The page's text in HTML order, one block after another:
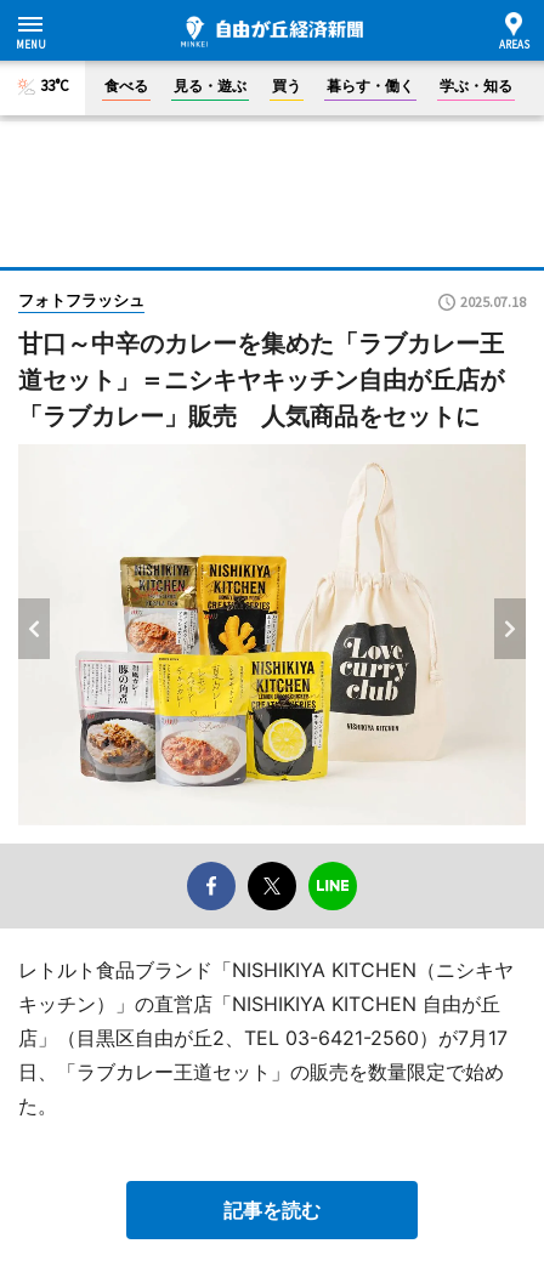
33°C 食べる 見る・遊ぶ 買う 暮らす・働く 学ぶ・知る
フォトフラッシュ 2025.07.18
甘口～中辛のカレーを集めた「ラブカレー王
道セット」＝ニシキヤキッチン自由が丘店が
「ラブカレー」販売 人気商品をセットに
レトルト食品ブランド「NISHIKIYA KITCHEN（ニシキヤ
キッチン）」の直営店「NISHIKIYA KITCHEN 自由が丘
店」（目黒区自由が丘2、TEL 03-6421-2560）が7月17
日、「ラブカレー王道セット」の販売を数量限定で始め
た。
記事を読む